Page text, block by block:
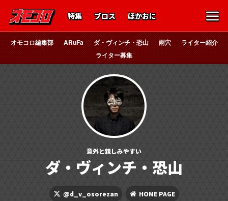
特集 ブロス ほかおに
オモコロ編集部 ARuFa ダ・ヴィンチ・恐山 雨穴
ライター紹介
ライター募集
意外と親しみやすい
ダ・ヴィンチ・恐山
@d_v_osorezan HOME PAGE